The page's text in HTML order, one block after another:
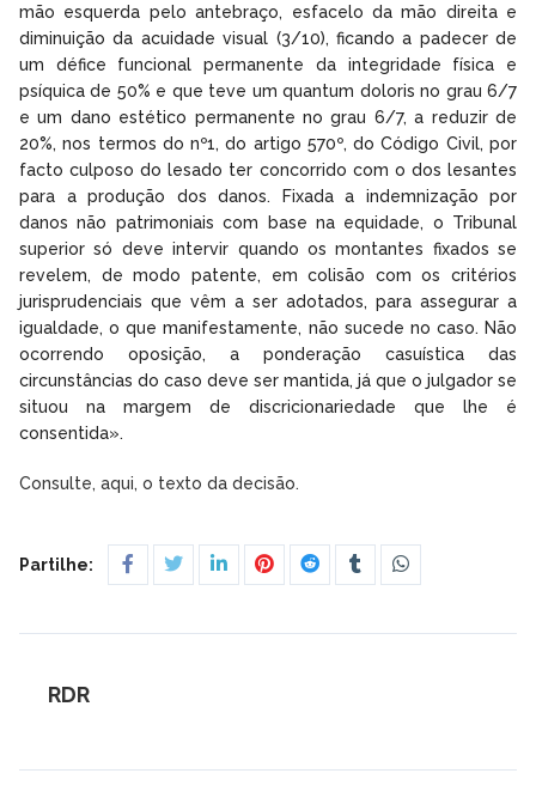
mão esquerda pelo antebraço, esfacelo da mão direita e
diminuição da acuidade visual (3/10), ficando a padecer de
um défice funcional permanente da integridade física e
psíquica de 50% e que teve um quantum doloris no grau 6/7
e um dano estético permanente no grau 6/7, a reduzir de
20%, nos termos do nº1, do artigo 570º, do Código Civil, por
facto culposo do lesado ter concorrido com o dos lesantes
para a produção dos danos. Fixada a indemnização por
danos não patrimoniais com base na equidade, o Tribunal
superior só deve intervir quando os montantes fixados se
revelem, de modo patente, em colisão com os critérios
jurisprudenciais que vêm a ser adotados, para assegurar a
igualdade, o que manifestamente, não sucede no caso. Não
ocorrendo oposição, a ponderação casuística das
circunstâncias do caso deve ser mantida, já que o julgador se
situou na margem de discricionariedade que lhe é
consentida».
Consulte, aqui, o texto da decisão.
Partilhe:
RDR